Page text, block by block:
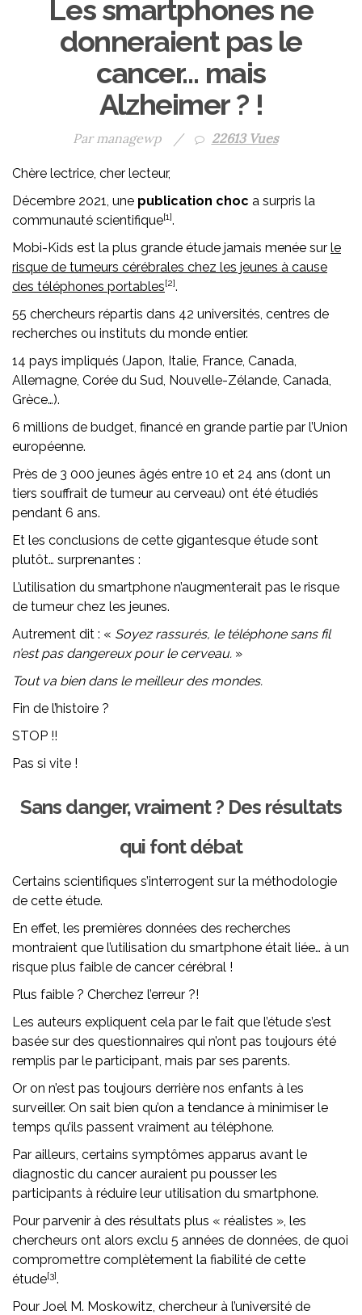
Les smartphones ne
donneraient pas le
cancer… mais
Alzheimer ? !
Par managewp / 22613 Vues
Chère lectrice, cher lecteur,
Décembre 2021, une publication choc a surpris la
communauté scientifique[1].
Mobi-Kids est la plus grande étude jamais menée sur le
risque de tumeurs cérébrales chez les jeunes à cause
des téléphones portables[2].
55 chercheurs répartis dans 42 universités, centres de
recherches ou instituts du monde entier.
14 pays impliqués (Japon, Italie, France, Canada,
Allemagne, Corée du Sud, Nouvelle-Zélande, Canada,
Grèce…).
6 millions de budget, financé en grande partie par l’Union
européenne.
Près de 3 000 jeunes âgés entre 10 et 24 ans (dont un
tiers souffrait de tumeur au cerveau) ont été étudiés
pendant 6 ans.
Et les conclusions de cette gigantesque étude sont
plutôt… surprenantes :
L’utilisation du smartphone n’augmenterait pas le risque
de tumeur chez les jeunes.
Autrement dit : « Soyez rassurés, le téléphone sans fil
n’est pas dangereux pour le cerveau. »
Tout va bien dans le meilleur des mondes.
Fin de l’histoire ?
STOP !!
Pas si vite !
Sans danger, vraiment ? Des résultats
qui font débat
Certains scientifiques s’interrogent sur la méthodologie
de cette étude.
En effet, les premières données des recherches
montraient que l’utilisation du smartphone était liée… à un
risque plus faible de cancer cérébral !
Plus faible ? Cherchez l’erreur ?!
Les auteurs expliquent cela par le fait que l’étude s’est
basée sur des questionnaires qui n’ont pas toujours été
remplis par le participant, mais par ses parents.
Or on n’est pas toujours derrière nos enfants à les
surveiller. On sait bien qu’on a tendance à minimiser le
temps qu’ils passent vraiment au téléphone.
Par ailleurs, certains symptômes apparus avant le
diagnostic du cancer auraient pu pousser les
participants à réduire leur utilisation du smartphone.
Pour parvenir à des résultats plus « réalistes », les
chercheurs ont alors exclu 5 années de données, de quoi
compromettre complètement la fiabilité de cette
étude[3].
Pour Joel M. Moskowitz, chercheur à l’université de